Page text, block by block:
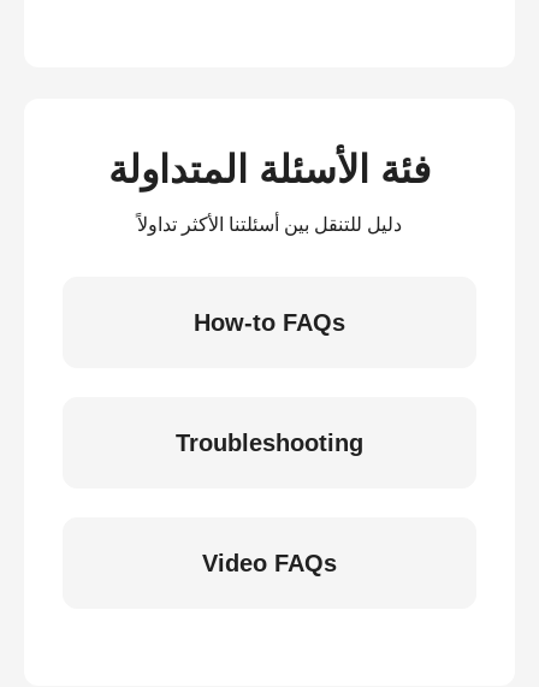
فئة الأسئلة المتداولة
دليل للتنقل بين أسئلتنا الأكثر تداولاً
How-to FAQs
Troubleshooting
Video FAQs